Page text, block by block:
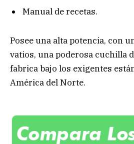
Manual de recetas.
Posee una alta potencia, con
vatios, una poderosa cuchilla
fabrica bajo los exigentes
América del Norte.